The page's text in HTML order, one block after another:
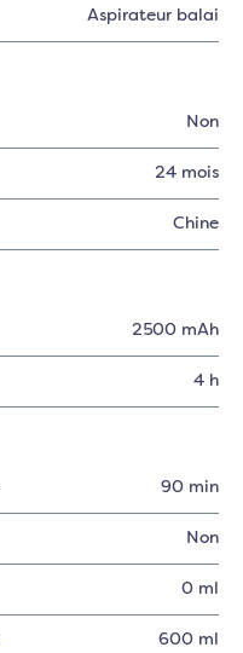
Aspirateur balai
Non
24 mois
Chine
2500 mAh
4 h
90 min
Non
0 ml
600 ml